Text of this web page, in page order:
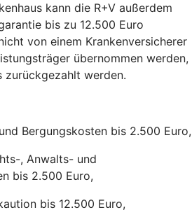
kann die R+V außerdem
bis zu 12.500 Euro
von einem Krankenversicherer
übernommen werden,
zurückgezahlt werden.
Bergungskosten bis 2.500 Euro,
, Anwalts- und
bis 2.500 Euro,
bis 12.500 Euro,